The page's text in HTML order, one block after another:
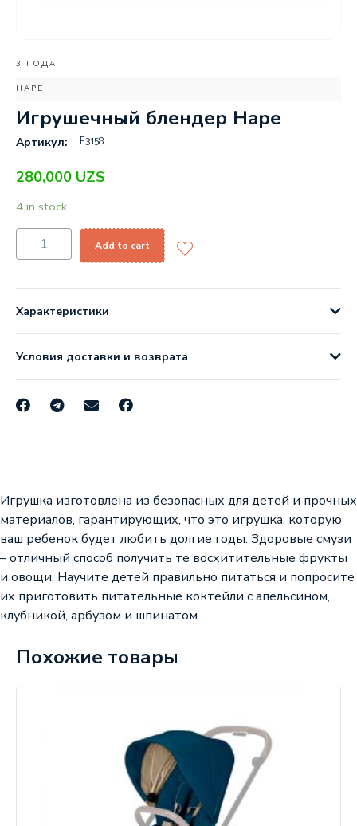
3 ГОДА
HAPE
Игрушечный блендер Hape
Артикул: E3158
280,000 UZS
4 in stock
Add to cart
Характеристики
Условия доставки и возврата
Игрушка изготовлена из безопасных для детей и прочных
материалов, гарантирующих, что это игрушка, которую
ваш ребенок будет любить долгие годы. Здоровые смузи
– отличный способ получить те восхитительные фрукты
и овощи. Научите детей правильно питаться и попросите
их приготовить питательные коктейли с апельсином,
клубникой, арбузом и шпинатом.
Похожие товары